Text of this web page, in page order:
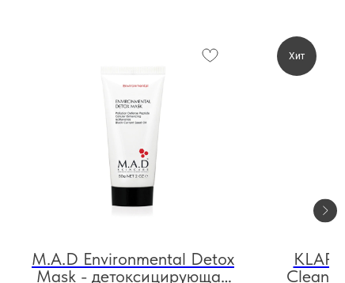
M.A.D Environmental Detox
Mask - детоксицирующая
Хит